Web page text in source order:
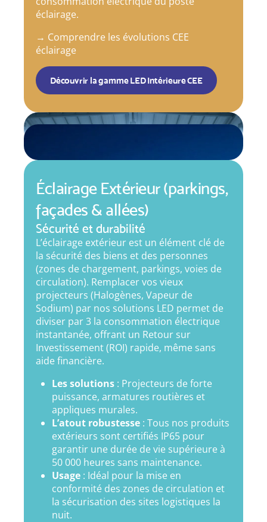
éclairage.
→ Comprendre les évolutions CEE
éclairage
Découvrir la gamme LED Intérieure CEE
Éclairage Extérieur (parkings,
façades & allées)
Sécurité et durabilité
L’éclairage extérieur est un élément clé de
la sécurité des biens et des personnes
(zones de chargement, parkings, voies de
circulation). Remplacer vos vieux
projecteurs (Halogènes, Vapeur de
Sodium) par nos solutions LED permet de
diviser par 3 la consommation électrique
instantanée, offrant un Retour sur
Investissement (ROI) rapide, même sans
aide financière.
Les solutions : Projecteurs de forte
puissance, armatures routières et
appliques murales.
L’atout robustesse : Tous nos produits
extérieurs sont certifiés IP65 pour
garantir une durée de vie supérieure à
50 000 heures sans maintenance.
Usage : Idéal pour la mise en
conformité des zones de circulation et
la sécurisation des sites logistiques la
nuit.